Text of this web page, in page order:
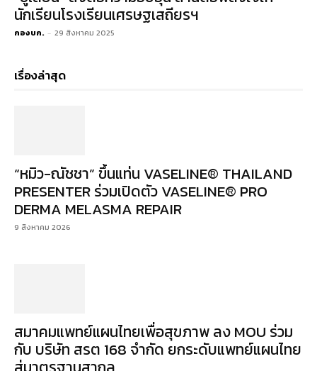
นักเรียนโรงเรียนเศรษฐเสถียรฯ
กองบก. - 29 สิงหาคม 2025
เรื่องล่าสุด
“หมิว-ณัชชา” ขึ้นแท่น VASELINE® THAILAND
PRESENTER ร่วมเปิดตัว VASELINE® PRO
DERMA MELASMA REPAIR
9 สิงหาคม 2026
สมาคมแพทย์แผนไทยเพื่อสุขภาพ ลง MOU ร่วม
กับ บริษัท สรต 168 จำกัด ยกระดับแพทย์แผนไทย